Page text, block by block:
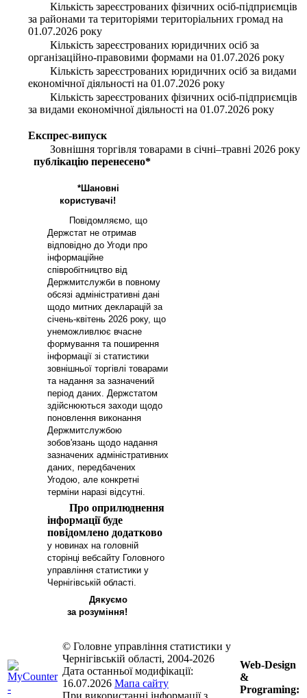
Кількість зареєстрованих фізичних осіб-підприємців
за районами та територіями територіальних громад на
01.07.2026 року
Кількість зареєстрованих юридичних осіб за
організаційно-правовими формами на 01.07.2026 року
Кількість зареєстрованих юридичних осіб за видами
економічної діяльності на 01.07.2026 року
Кількість зареєстрованих фізичних осіб-підприємців
за видами економічної діяльності на 01.07.2026 року
Експрес-випуск
Зовнішня торгівля товарами в січні–травні 2026 року
публікацію перенесено*
*Шановні
користувачі!
Повідомляємо, що
Держстат не отримав
відповідно до Угоди про
інформаційне
співробітництво від
Держмитслужби в повному
обсязі адміністративні дані
щодо митних декларацій за
січень-квітень 2026 року, що
унеможливлює вчасне
формування та поширення
інформації зі статистики
зовнішньої торгівлі товарами
та надання за зазначений
період даних. Держстатом
здійснюються заходи щодо
поновлення виконання
Держмитслужбою
зобов'язань щодо надання
зазначених адміністративних
даних, передбачених
Угодою, але конкретні
терміни наразі відсутні.
Про оприлюднення
інформації буде
повідомлено додатково
у новинах на головній
сторінці вебсайту Головного
управління статистики у
Чернігівській області.
Дякуємо
за розуміння!
© Головне управління статистики у
Чернігівській області, 2004-2026
Дата останньої модифікації:
16.07.2026 Мапа сайту
При використанні інформації з
Web-Design
&
Programing: